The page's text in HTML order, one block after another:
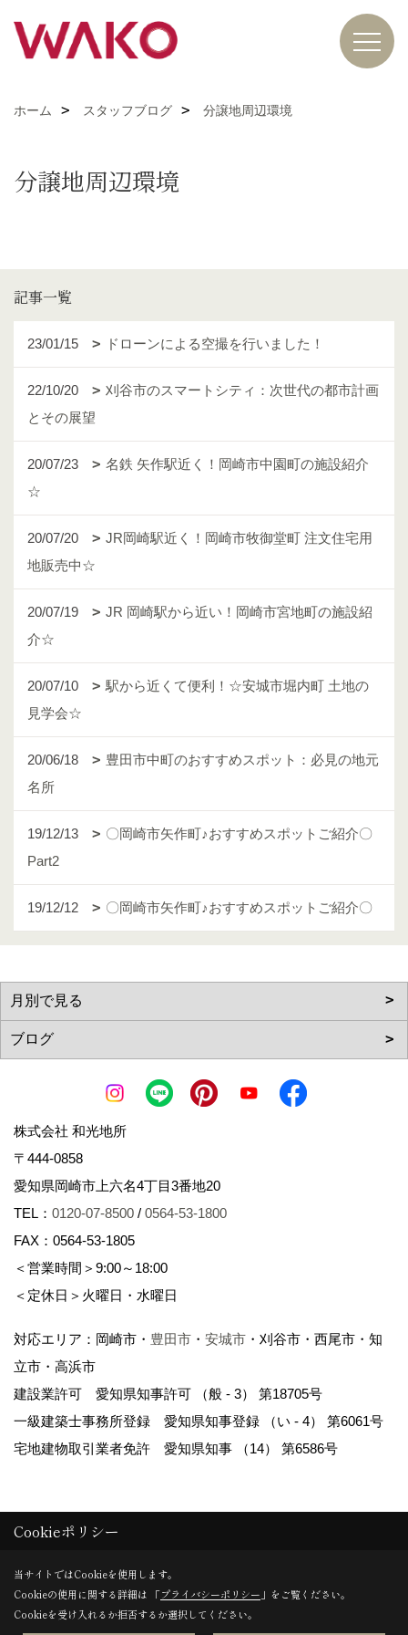
ホーム スタッフブログ 分譲地周辺環境
分譲地周辺環境
記事一覧
23/01/15 ドローンによる空撮を行いました！
22/10/20
刈谷市のスマートシティ：次世代の都市計画
とその展望
20/07/23
名鉄 矢作駅近く！岡崎市中園町の施設紹介
☆
20/07/20
JR岡崎駅近く！岡崎市牧御堂町 注文住宅用
地販売中☆
20/07/19
JR 岡崎駅から近い！岡崎市宮地町の施設紹
介☆
20/07/10
駅から近くて便利！☆安城市堀内町 土地の
見学会☆
20/06/18
豊田市中町のおすすめスポット：必見の地元
名所
19/12/13
〇岡崎市矢作町♪おすすめスポットご紹介〇
Part2
19/12/12 〇岡崎市矢作町♪おすすめスポットご紹介〇
株式会社 和光地所
〒444-0858
愛知県岡崎市上六名4丁目3番地20
TEL： 0120-07-8500 / 0564-53-1800
FAX：0564-53-1805
＜営業時間＞9:00～18:00
＜定休日＞火曜日・水曜日
対応エリア：岡崎市・ 豊田市 ・ 安城市 ・刈谷市・西尾市・知
立市・高浜市
建設業許可 愛知県知事許可 （般 - 3） 第18705号
一級建築士事務所登録 愛知県知事登録 （い - 4） 第6061号
宅地建物取引業者免許 愛知県知事 （14） 第6586号
Copyright (c)岡崎市の注文住宅・建売・新築戸建てなら WAKO / 和光
地所.All Rights Reserved.
Cookieポリシー
当サイトではCookieを使用します。
Cookieの使用に関する詳細は 「プライバシーポリシー 」をご覧ください。
Cookieを受け入れるか拒否するか選択してください。